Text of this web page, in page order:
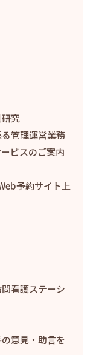
究
管理運営業務
ビスのご案内
予約サイト上
看護ステーシ
意見・助言を